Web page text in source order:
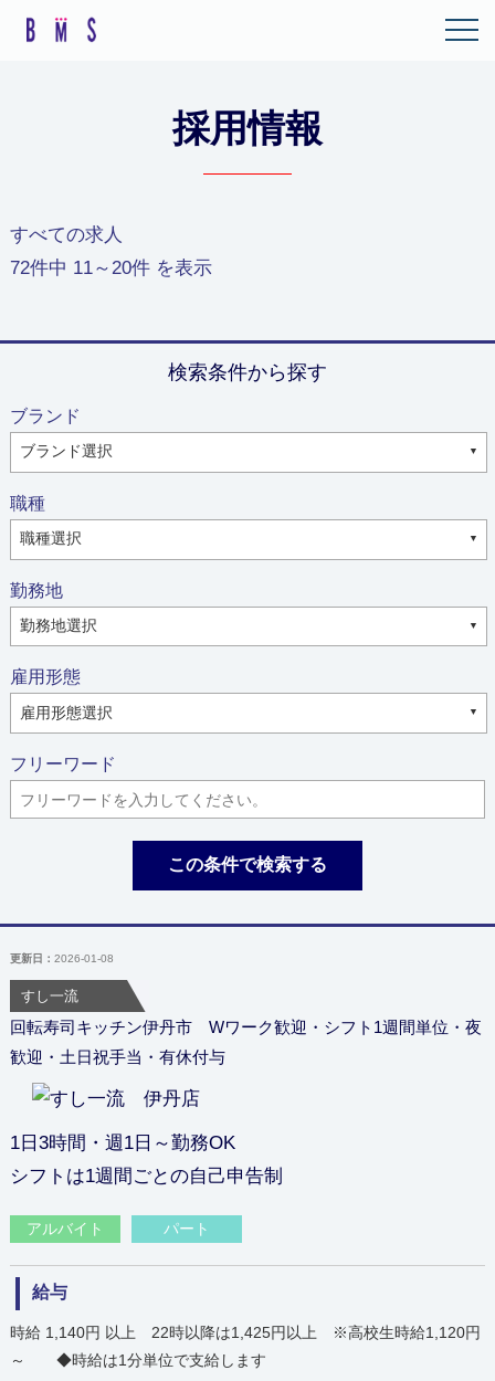
採用情報
すべての求人
72件中 11～20件 を表示
検索条件から探す
ブランド
職種
勤務地
雇用形態
フリーワード
この条件で検索する
更新日： 2026-01-08
すし一流
回転寿司キッチン伊丹市 Wワーク歓迎・シフト1週間単位・夜
歓迎・土日祝手当・有休付与
1日3時間・週1日～勤務OK
シフトは1週間ごとの自己申告制
アルバイト パート
給与
時給 1,140円 以上 22時以降は1,425円以上 ※高校生時給1,120円
～ ◆時給は1分単位で支給します